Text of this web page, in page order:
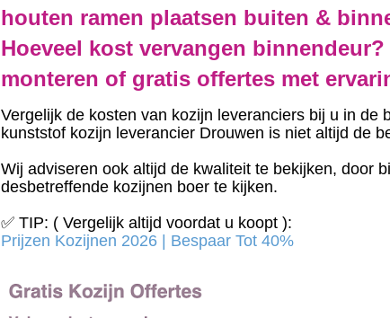
houten ramen plaatsen buiten &
Hoeveel kost vervangen
monteren of gratis offertes met
Vergelijk de kosten van kozijn leveranciers bij u in de
kunststof kozijn leverancier Drouwen is niet altijd de
Wij adviseren ook altijd de kwaliteit te bekijken, door
desbetreffende kozijnen boer te kijken.
✅ TIP: ( Vergelijk altijd voordat u koopt ):
Prijzen Kozijnen 2026 | Bespaar Tot 40%‎